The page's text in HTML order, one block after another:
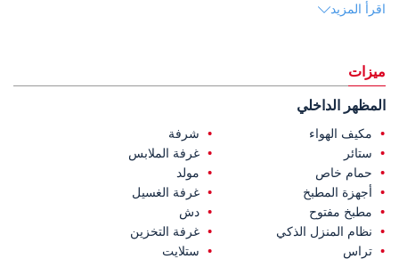
مفتوحًا، ومدفأة، ومسبحًا خاصًا، وموقف سيارات خاص يتسع لسيارتين.
مواد عالية الجودة في التصميم الداخلي للوحدات.
اقرأ المزيد
ميزات
المظهر الداخلي
مكيف الهواء
شرفة
ستائر
غرفة الملابس
حمام خاص
مولد
أجهزة المطبخ
غرفة الغسيل
مطبخ مفتوح
دش
نظام المنزل الذكي
غرفة التخزين
تراس
ستلايت